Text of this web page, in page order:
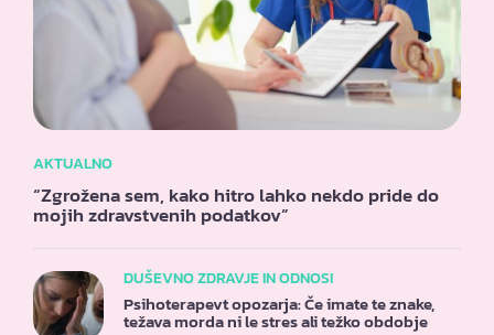
AKTUALNO
“Zgrožena sem, kako hitro lahko nekdo pride do
mojih zdravstvenih podatkov”
DUŠEVNO ZDRAVJE IN ODNOSI
Psihoterapevt opozarja: Če imate te znake,
težava morda ni le stres ali težko obdobje